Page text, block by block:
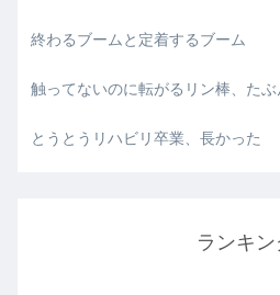
終わるブームと定着するブーム
触ってないのに転がるリン棒、た
とうとうリハビリ卒業、長かった
ランキン